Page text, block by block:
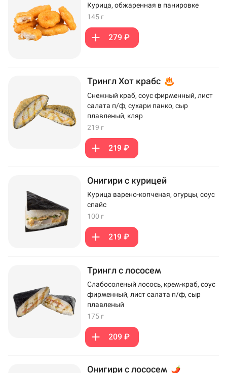
Курица, обжаренная в панировке
145 г
279 ₽
Трингл Хот крабс
Снежный краб, соус фирменный, лист
салата п/ф, сухари панко, сыр
плавленый, кляр
219 г
219 ₽
Онигири с курицей
Курица варено-копченая, огурцы, соус
спайс
100 г
219 ₽
Трингл с лососем
Слабосоленый лосось, крем-краб, соус
фирменный, лист салата п/ф, сыр
плавленый
175 г
209 ₽
Онигири с лососем